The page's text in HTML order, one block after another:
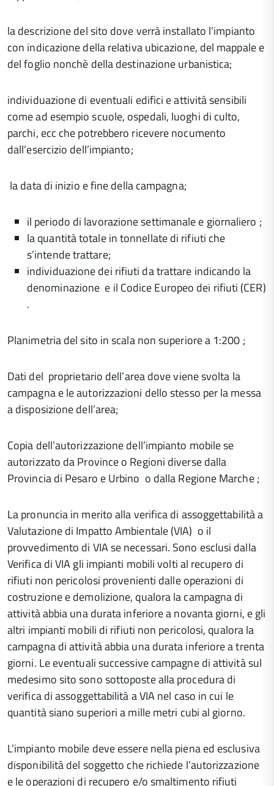
la descrizione del sito dove verrà installato l’impianto
con indicazione della relativa ubicazione, del mappale e
del foglio nonchè della destinazione urbanistica;
individuazione di eventuali edifici e attività sensibili
come ad esempio scuole, ospedali, luoghi di culto,
parchi, ecc che potrebbero ricevere nocumento
dall’esercizio dell’impianto;
la data di inizio e fine della campagna;
il periodo di lavorazione settimanale e giornaliero ;
la quantità totale in tonnellate di rifiuti che
s’intende trattare;
individuazione dei rifiuti da trattare indicando la
denominazione e il Codice Europeo dei rifiuti (CER)
.
Planimetria del sito in scala non superiore a 1:200 ;
Dati del proprietario dell’area dove viene svolta la
campagna e le autorizzazioni dello stesso per la messa
a disposizione dell’area;
Copia dell’autorizzazione dell’impianto mobile se
autorizzato da Province o Regioni diverse dalla
Provincia di Pesaro e Urbino o dalla Regione Marche ;
La pronuncia in merito alla verifica di assoggettabilità a
Valutazione di Impatto Ambientale (VIA) o il
provvedimento di VIA se necessari. Sono esclusi dalla
Verifica di VIA gli impianti mobili volti al recupero di
rifiuti non pericolosi provenienti dalle operazioni di
costruzione e demolizione, qualora la campagna di
attività abbia una durata inferiore a novanta giorni, e gli
altri impianti mobili di rifiuti non pericolosi, qualora la
campagna di attività abbia una durata inferiore a trenta
giorni. Le eventuali successive campagne di attività sul
medesimo sito sono sottoposte alla procedura di
verifica di assoggettabilità a VIA nel caso in cui le
quantità siano superiori a mille metri cubi al giorno.
L’impianto mobile deve essere nella piena ed esclusiva
disponibilità del soggetto che richiede l’autorizzazione
e le operazioni di recupero e/o smaltimento rifiuti